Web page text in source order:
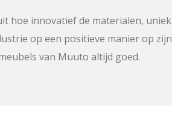
hoe innovatief de materialen, uniek
op een positieve manier op zijn
van Muuto altijd goed.